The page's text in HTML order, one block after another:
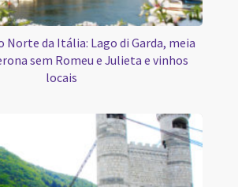
Norte da Itália: Lago di Garda, meia
sem Romeu e Julieta e vinhos
locais